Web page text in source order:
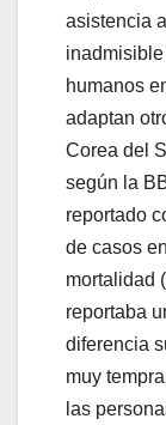
asistencia
humanos
adaptan
Corea del
según la
reportado
de casos
mortalidad
reportaba
diferencia
muy
las